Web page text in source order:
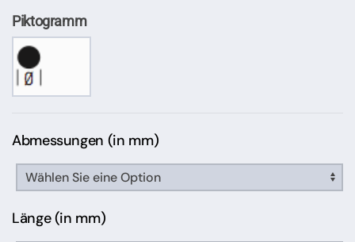
Piktogramm
Abmessungen (in mm)
Länge (in mm)